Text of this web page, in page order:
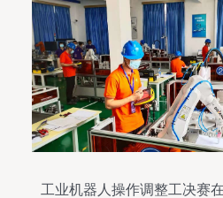
工业机器人操作调整工决赛